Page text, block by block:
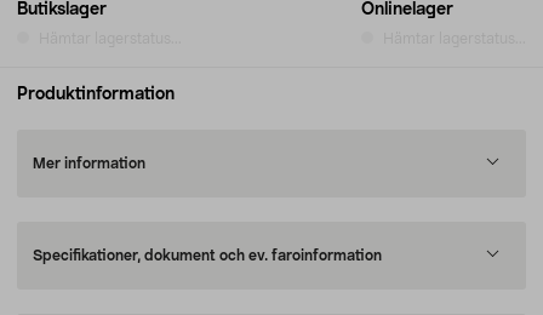
Butikslager Onlinelager
Produktinformation
Mer information
Specifikationer, dokument och ev. faroinformation